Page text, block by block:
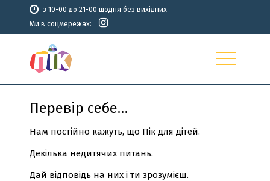
з 10-00 до 21-00 щодня без вихідних
Ми в соцмережах:
Перевір себе…
Нам постійно кажуть, що Пік для дітей.
Декілька недитячих питань.
Дай відповідь на них і ти зрозумієш.